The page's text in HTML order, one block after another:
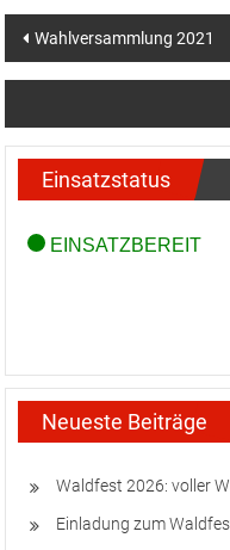
Wahlversammlung 2021
Einsatzstatus
Neueste Beiträge
Waldfest 2026: voller
Einladung zum